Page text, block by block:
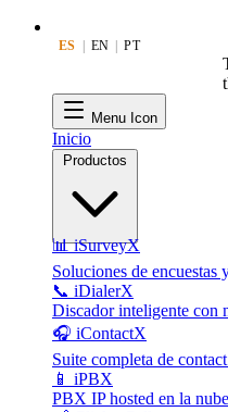
ES EN PT
Menu Icon
Inicio
Productos
📊 iSurveyX
Soluciones de encuestas
📞 iDialerX
Discador inteligente con
🎧 iContactX
Suite completa de
📱 iPBX
PBX IP hosted en la nube